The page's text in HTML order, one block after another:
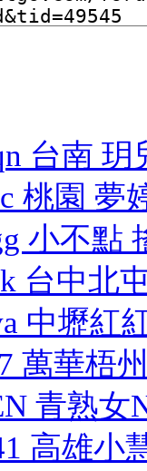
台南 玥
桃園 夢
小不點
台中北
中壢紅
萬華梧
青熟女
高雄小